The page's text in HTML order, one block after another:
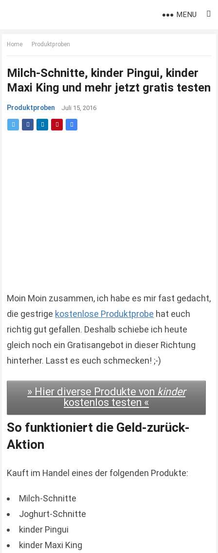
MENU
Home Produktproben
Milch-Schnitte, kinder Pingui, kinder
Maxi King und mehr jetzt gratis testen
Produktproben Juli 15, 2016
Moin Moin zusammen, ich habe es mir fast gedacht,
die gestrige kostenlose Produktprobe hat euch
richtig gut gefallen. Deshalb schiebe ich heute
gleich noch ein Gratisangebot in dieser Richtung
hinterher. Lasst es euch schmecken! ;-)
» Hier diverse Produkte von kinder
kostenlos testen «
So funktioniert die Geld-zurück-
Aktion
Kauft im Handel eines der folgenden Produkte:
Milch-Schnitte
Joghurt-Schnitte
kinder Pingui
kinder Maxi King